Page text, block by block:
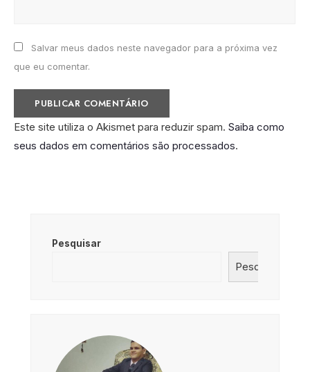
Salvar meus dados neste navegador para a próxima vez
que eu comentar.
Este site utiliza o Akismet para reduzir spam. Saiba como
seus dados em comentários são processados.
Pesquisar
Pesquisar